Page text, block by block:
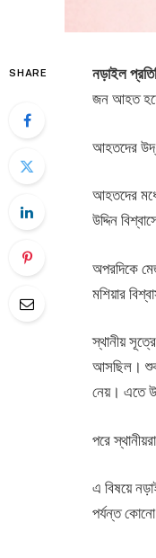
SHARE নড়াইল
জন আহত
আহতদের
আহতদের
উদ্দিন
অপরদিকে
মশিয়ার
স্থানীয়
আসছিল।
নেয়। এতে
পরে
এ বিষয়ে
পর্যন্ত